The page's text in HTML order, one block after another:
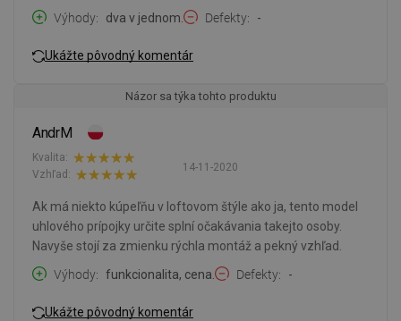
Výhody
dva v jednom. Defekty -
Ukážte pôvodný komentár
Názor sa týka tohto produktu
AndrM
14-11-2020
Kvalita:
Vzhľad:
Ak má niekto kúpeľňu v loftovom štýle ako ja, tento model
uhlového prípojky určite splní očakávania takejto osoby.
Navyše stojí za zmienku rýchla montáž a pekný vzhľad.
Výhody
funkcionalita, cena. Defekty -
Ukážte pôvodný komentár